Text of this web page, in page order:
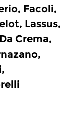
Facoli,
Lassus,
Crema,